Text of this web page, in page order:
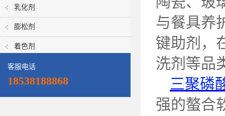
乳化剂
膨松剂
着色剂
客服电话
18538188868
与餐具养
键助剂，
洗剂等品
三聚磷
强的螯合